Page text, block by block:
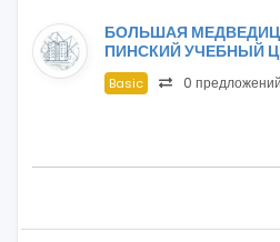
БОЛЬШАЯ
ПИНСКИЙ УЧЕБНЫЙ
Basic 0 предложений